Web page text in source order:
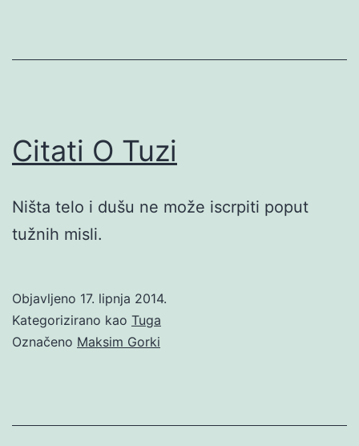
Citati O Tuzi
Ništa telo i dušu ne može iscrpiti poput
tužnih misli.
Objavljeno 17. lipnja 2014.
Kategorizirano kao Tuga
Označeno Maksim Gorki